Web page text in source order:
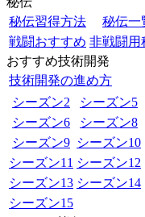
秘伝習得方法
秘伝一
戦闘おすすめ 非戦闘用
おすすめ技術開発
技術開発の進め方
シーズン2
シーズン5
シーズン6
シーズン8
シーズン9 シーズン10
シーズン11 シーズン12
シーズン13 シーズン14
シーズン15